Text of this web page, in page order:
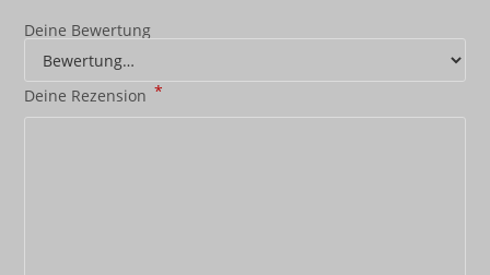
Deine Bewertung
Deine Rezension *